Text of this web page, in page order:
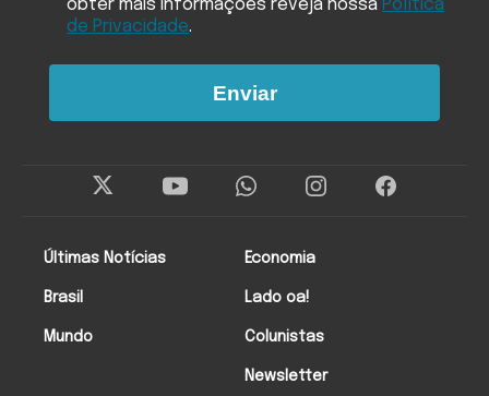
Últimas Notícias
Brasil
Mundo
Economia
Lado oa!
Colunistas
Newsletter
obter mais informações reveja nossa Política
de Privacidade.
Enviar